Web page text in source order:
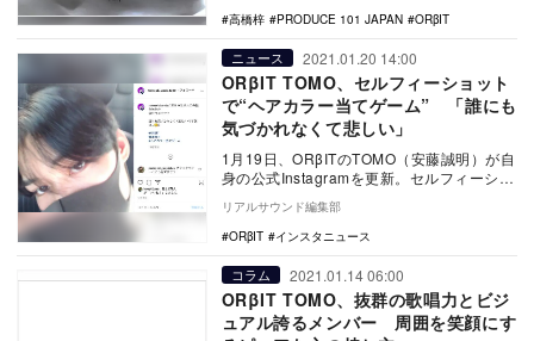
高橋梓
PRODUCE 101 JAPAN ORβIT
ニュース 2021.01.20 14:00
ORβIT TOMO、セルフィーショット
で“ヘアカラー当てゲーム” 「誰にも
気づかれなくて悲しい」
1月19日、ORβITのTOMO（安藤誠明）が自
身の公式Instagramを更新。セルフィーショ
リアルサウンド編集部
ORβIT
インスタニュース
コラム 2021.01.14 06:00
ORβIT TOMO、抜群の歌唱力とビジ
ュアル誇るメンバー 周囲を笑顔にす